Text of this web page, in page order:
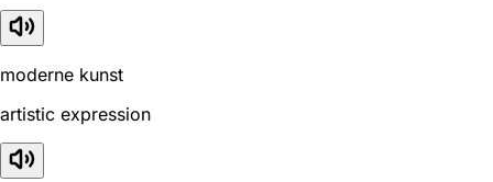
moderne kunst
artistic expression